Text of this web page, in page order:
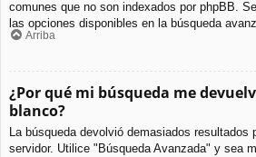
comunes que no son indexados por phpBB.
las opciones disponibles en la búsqueda
Arriba
¿Por qué mi búsqueda me
blanco?
La búsqueda devolvió demasiados resultados
servidor. Utilice "Búsqueda Avanzada" y sea